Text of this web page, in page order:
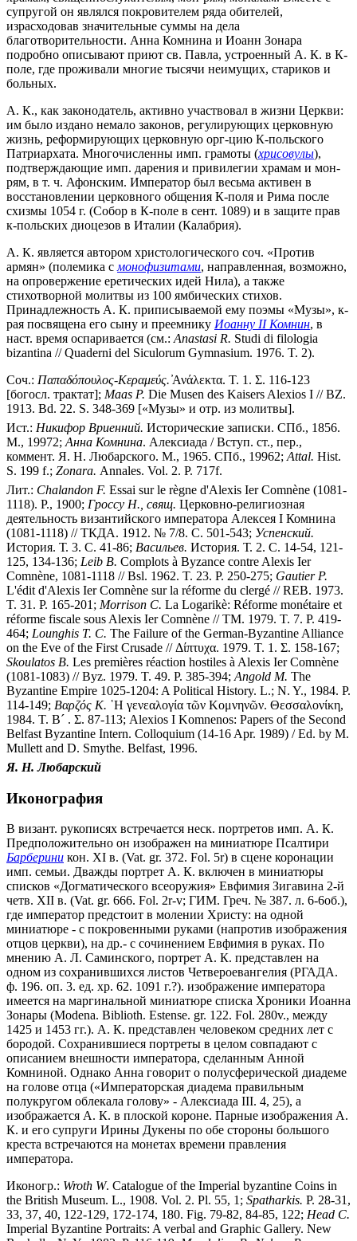
супругой он являлся покровителем ряда обителей,
израсходовав значительные суммы на дела
благотворительности. Анна Комнина и Иоанн Зонара
подробно описывают приют св. Павла, устроенный А. К. в К-
поле, где проживали многие тысячи неимущих, стариков и
больных.
А. К., как законодатель, активно участвовал в жизни Церкви:
им было издано немало законов, регулирующих церковную
жизнь, реформирующих церковную орг-цию К-польского
Патриархата. Многочисленны имп. грамоты (хрисовулы),
подтверждающие имп. дарения и привилегии храмам и мон-
рям, в т. ч. Афонским. Император был весьма активен в
восстановлении церковного общения К-поля и Рима после
схизмы 1054 г. (Собор в К-поле в сент. 1089) и в защите прав
к-польских диоцезов в Италии (Калабрия).
А. К. является автором христологического соч. «Против
армян» (полемика с монофизитами, направленная, возможно,
на опровержение еретических идей Нила), а также
стихотворной молитвы из 100 ямбических стихов.
Принадлежность А. К. приписываемой ему поэмы «Музы», к-
рая посвящена его сыну и преемнику Иоанну II Комнин, в
наст. время оспаривается (см.: Anastasi R. Studi di filologia
bizantina // Quaderni del Siculorum Gymnasium. 1976. T. 2).
Соч.: Παπαδόπουλος-Κεραμεύς.̓Ανάλεκτα. Τ. 1. Σ. 116-123
[богосл. трактат]; Maas P. Die Musen des Kaisers Alexios I // BZ.
1913. Bd. 22. S. 348-369 [«Музы» и отр. из молитвы].
Ист.: Никифор Вриенний. Исторические записки. СПб., 1856.
М., 19972; Анна Комнина. Алексиада / Вступ. ст., пер.,
коммент. Я. Н. Любарского. М., 1965. СПб., 19962; Attal. Hist.
S. 199 f.; Zonara. Annales. Vol. 2. P. 717f.
Лит.: Chalandon F. Essai sur le règne d'Alexis Ier Comnène (1081-
1118). P., 1900; Гроссу Н., свящ. Церковно-религиозная
деятельность византийского императора Алексея I Комнина
(1081-1118) // ТКДА. 1912. № 7/8. С. 501-543; Успенский.
История. Т. 3. С. 41-86; Васильев. История. Т. 2. С. 14-54, 121-
125, 134-136; Leib B. Complots à Byzance contre Alexis Ier
Comnène, 1081-1118 // Bsl. 1962. T. 23. P. 250-275; Gautier P.
L'édit d'Alexis Ier Comnène sur la réforme du clergé // REB. 1973.
T. 31. P. 165-201; Morrison C. La Logarikè: Réforme monétaire et
réforme fiscale sous Alexis Ier Comnène // TM. 1979. T. 7. P. 419-
464; Lounghis T. C. The Failure of the German-Byzantine Alliance
on the Eve of the First Crusade // Δίπτυχα. 1979. Τ. 1. Σ. 158-167;
Skoulatos B. Les premières réaction hostiles à Alexis Ier Comnène
(1081-1083) // Byz. 1979. T. 49. P. 385-394; Angold M. The
Byzantine Empire 1025-1204: A Political History. L.; N. Y., 1984. P.
114-149; Βαρζός Κ. ῾Η γενεαλογία τῶν Κομνηνῶν. Θεσσαλονίκη,
1984. Τ. Β´ . Σ. 87-113; Alexios I Komnenos: Papers of the Second
Belfast Byzantine Intern. Colloquium (14-16 Apr. 1989) / Ed. by M.
Mullett and D. Smythe. Belfast, 1996.
Я. Н. Любарский
Иконография
В визант. рукописях встречается неск. портретов имп. А. К.
Предположительно он изображен на миниатюре Псалтири
Барберини кон. XI в. (Vat. gr. 372. Fol. 5r) в сцене коронации
имп. семьи. Дважды портрет А. К. включен в миниатюры
списков «Догматического всеоружия» Евфимия Зигавина 2-й
четв. XII в. (Vat. gr. 666. Fol. 2r-v; ГИМ. Греч. № 387. л. 6-6об.),
где император предстоит в молении Христу: на одной
миниатюре - с покровенными руками (напротив изображения
отцов церкви), на др.- с сочинением Евфимия в руках. По
мнению А. Л. Саминского, портрет А. К. представлен на
одном из сохранившихся листов Четвероевангелия (РГАДА.
ф. 196. оп. 3. ед. хр. 62. 1091 г.?). изображение императора
имеется на маргинальной миниатюре списка Хроники Иоанна
Зонары (Моdеnа. Biblioth. Estense. gr. 122. Fol. 280v., между
1425 и 1453 гг.). А. К. представлен человеком средних лет с
бородой. Сохранившиеся портреты в целом совпадают с
описанием внешности императора, сделанным Анной
Комниной. Однако Анна говорит о полусферической диадеме
на голове отца («Императорская диадема правильным
полукругом облекала голову» - Алексиада III. 4, 25), а
изображается А. К. в плоской короне. Парные изображения А.
К. и его супруги Ирины Дукены по обе стороны большого
креста встречаются на монетах времени правления
императора.
Иконогр.: Wroth W. Catalogue of the Imperial byzantine Coins in
the British Museum. L., 1908. Vol. 2. Pl. 55, 1; Spatharkis. P. 28-31,
33, 37, 40, 122-129, 172-174, 180. Fig. 79-82, 84-85, 122; Head C.
Imperial Byzantine Portraits: A verbal and Graphic Gallery. New